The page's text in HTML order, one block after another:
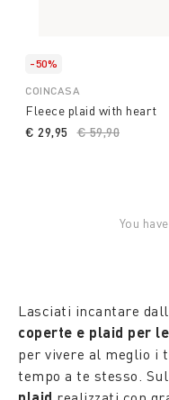
-50%
COINCASA
Fleece plaid with heart
Price reduced
€ 59,90
€ 29,95
You
Lasciati incantare
coperte e plaid per
per vivere al meglio i
tempo a te stesso.